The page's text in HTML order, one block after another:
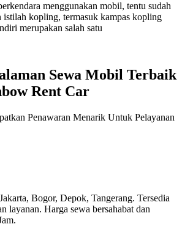
menggunakan mobil, tentu sudah
istilah kopling, termasuk kampas kopling
merupakan salah satu
Sewa Mobil Terbaik
Rent Car
Penawaran Menarik Untuk Pelayanan
Bogor, Depok, Tangerang. Tersedia
layanan. Harga sewa bersahabat dan